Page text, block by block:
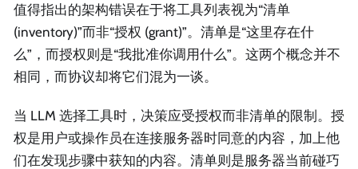
值得指出的架构错误在于将工具列表视为“清单
(inventory)”而非“授权 (grant)”。清单是“这里存在什
么”，而授权则是“我批准你调用什么”。这两个概念并不
相同，而协议却将它们混为一谈。
当 LLM 选择工具时，决策应受授权而非清单的限制。授
权是用户或操作员在连接服务器时同意的内容，加上他
们在发现步骤中获知的内容。清单则是服务器当前碰巧